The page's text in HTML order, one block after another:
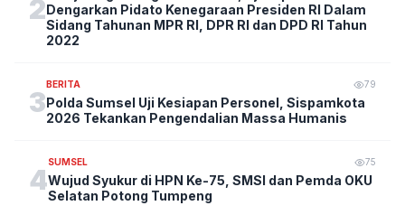
2Dengarkan Pidato Kenegaraan Presiden RI Dalam
Sidang Tahunan MPR RI, DPR RI dan DPD RI Tahun
2022
3
BERITA 79
Polda Sumsel Uji Kesiapan Personel, Sispamkota
2026 Tekankan Pengendalian Massa Humanis
4
SUMSEL 75
Wujud Syukur di HPN Ke-75, SMSI dan Pemda OKU
Selatan Potong Tumpeng